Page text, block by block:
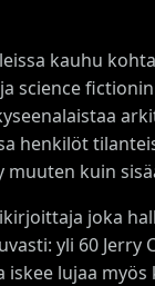
kauhu
science
henkilöt
muuten kuin
joka
yli 60 Jerry
lujaa myös